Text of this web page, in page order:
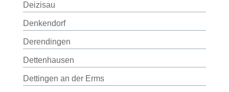
Deizisau
Denkendorf
Derendingen
Dettenhausen
Dettingen an der Erms